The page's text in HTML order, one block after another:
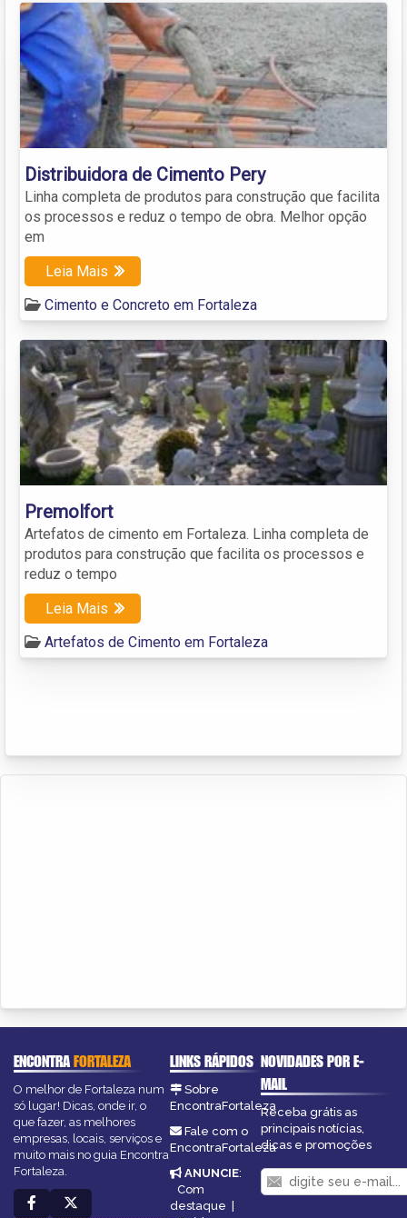
Distribuidora de Cimento Pery
Linha completa de produtos para construção que facilita
os processos e reduz o tempo de obra. Melhor opção
em
Leia Mais
Cimento e Concreto em Fortaleza
Premolfort
Artefatos de cimento em Fortaleza. Linha completa de
produtos para construção que facilita os processos e
reduz o tempo
Leia Mais
Artefatos de Cimento em Fortaleza
ENCONTRAFORTALEZA
O melhor de Fortaleza num
só lugar! Dicas, onde ir, o
que fazer, as melhores
empresas, locais, serviços e
muito mais no guia Encontra
Fortaleza.
LINKS RÁPIDOS
Sobre
EncontraFortaleza
Fale com o
EncontraFortaleza
ANUNCIE:
Com
destaque |
NOVIDADES POR E-
MAIL
Receba grátis as
principais notícias,
dicas e promoções